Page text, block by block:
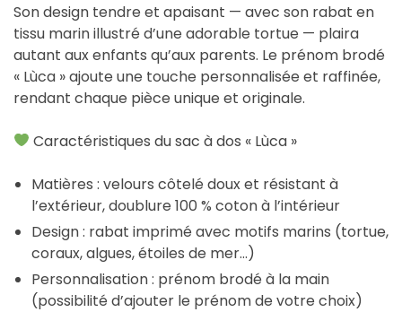
Son design tendre et apaisant — avec son rabat en
tissu marin illustré d’une adorable tortue — plaira
autant aux enfants qu’aux parents. Le prénom brodé
« Lùca » ajoute une touche personnalisée et raffinée,
rendant chaque pièce unique et originale.
Caractéristiques du sac à dos « Lùca »
Matières : velours côtelé doux et résistant à
l’extérieur, doublure 100 % coton à l’intérieur
Design : rabat imprimé avec motifs marins (tortue,
coraux, algues, étoiles de mer…)
Personnalisation : prénom brodé à la main
(possibilité d’ajouter le prénom de votre choix)